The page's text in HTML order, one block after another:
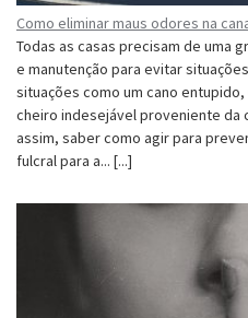
Como eliminar maus odores na
Todas as casas precisam de uma
e manutenção para evitar
situações como um cano
cheiro indesejável proveniente da
assim, saber como agir para
fulcral para a... [...]